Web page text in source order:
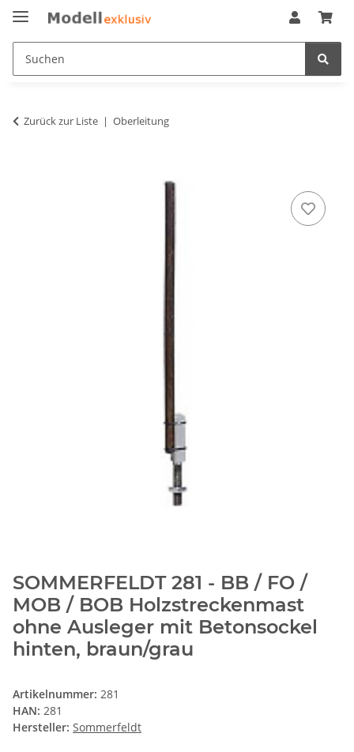
Zurück zur Liste Oberleitung
SOMMERFELDT 281 - BB / FO /
MOB / BOB Holzstreckenmast
ohne Ausleger mit Betonsockel
hinten, braun/grau
Artikelnummer: 281
HAN: 281
Hersteller: Sommerfeldt